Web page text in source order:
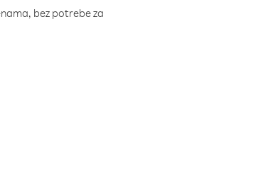
bez potrebe za